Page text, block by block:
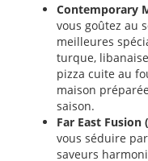
Contemporary
vous goûtez au
meilleures
turque,
pizza cuite au
maison
saison.
Far East Fusion
vous séduire
saveurs